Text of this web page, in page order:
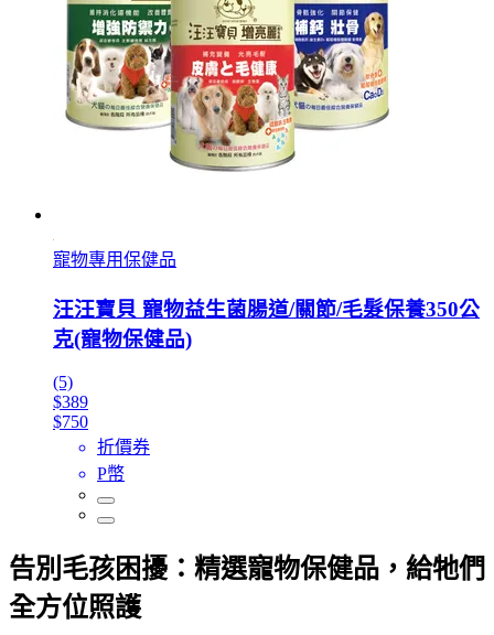
寵物專用保健品
汪汪寶貝 寵物益生菌腸道/關節/毛髮保養350公
克(寵物保健品)
(5)
$389
$750
折價券
P幣
告別毛孩困擾：精選寵物保健品，給牠們
全方位照護